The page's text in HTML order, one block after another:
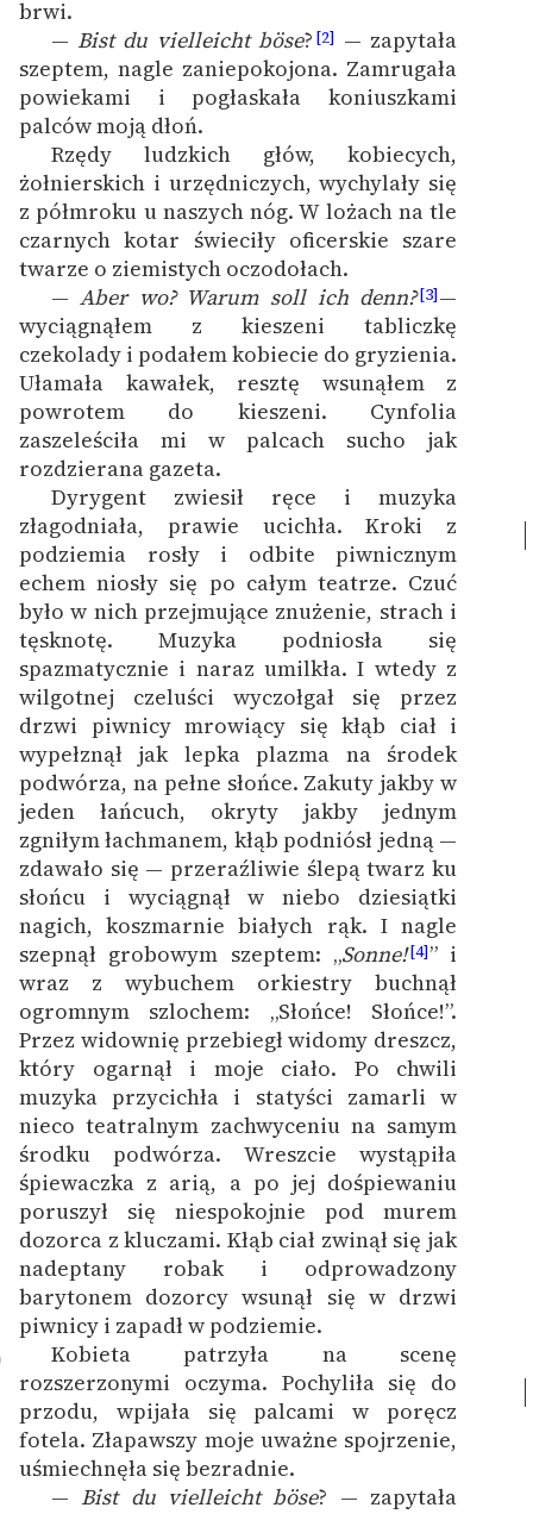
Logotypy
Materiały promocyjne
Polityka prywatności
Regulamin biblioteki
Dane fundacji i
sprawozdania finansowe
Regulamin darowizn
Informacja o treściach
wrażliwych
Deklaracja dostępności
brwi.
—Bist du vielleicht böse? [2] — zapytała
szeptem, nagle zaniepokojona. Zamrugała
powiekami i pogłaskała koniuszkami
palców moją dłoń.
Rzędy ludzkich głów, kobiecych,
żołnierskich i urzędniczych, wychylały się
z półmroku u naszych nóg. W lożach na tle
czarnych kotar świeciły oficerskie szare
twarze o ziemistych oczodołach.
—Aber wo? Warum soll ich denn?[3]—
wyciągnąłem z kieszeni tabliczkę
czekolady i podałem kobiecie do gryzienia.
Ułamała kawałek, resztę wsunąłem z
powrotem do kieszeni. Cynfolia
zaszeleściła mi w palcach sucho jak
rozdzierana gazeta.
Dyrygent zwiesił ręce i muzyka
złagodniała, prawie ucichła. Kroki z
podziemia rosły i odbite piwnicznym
echem niosły się po całym teatrze. Czuć
było w nich przejmujące znużenie, strach i
tęsknotę. Muzyka podniosła się
spazmatycznie i naraz umilkła. I wtedy z
wilgotnej czeluści wyczołgał się przez
drzwi piwnicy mrowiący się kłąb ciał i
wypełznął jak lepka plazma na środek
podwórza, na pełne słońce. Zakuty jakby w
jeden łańcuch, okryty jakby jednym
zgniłym łachmanem, kłąb podniósł jedną —
zdawało się — przeraźliwie ślepą twarz ku
słońcu i wyciągnął w niebo dziesiątki
nagich, koszmarnie białych rąk. I nagle
szepnął grobowym szeptem: „Sonne![4]” i
wraz z wybuchem orkiestry buchnął
ogromnym szlochem: „Słońce! Słońce!”.
Przez widownię przebiegł widomy dreszcz,
który ogarnął i moje ciało. Po chwili
muzyka przycichła i statyści zamarli w
nieco teatralnym zachwyceniu na samym
środku podwórza. Wreszcie wystąpiła
śpiewaczka z arią, a po jej dośpiewaniu
poruszył się niespokojnie pod murem
dozorca z kluczami. Kłąb ciał zwinął się jak
nadeptany robak i odprowadzony
barytonem dozorcy wsunął się w drzwi
piwnicy i zapadł w podziemie.
Kobieta patrzyła na scenę
rozszerzonymi oczyma. Pochyliła się do
przodu, wpijała się palcami w poręcz
fotela. Złapawszy moje uważne spojrzenie,
uśmiechnęła się bezradnie.
—Bist du vielleicht böse? — zapytała